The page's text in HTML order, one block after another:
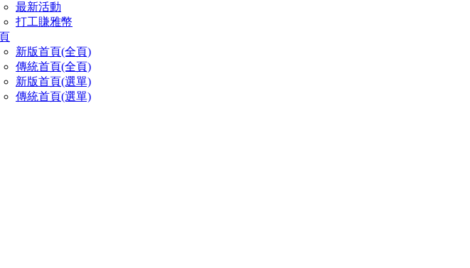
最新活動
打工賺雅幣
新版首頁(全頁)
傳統首頁(全頁)
新版首頁(選單)
傳統首頁(選單)